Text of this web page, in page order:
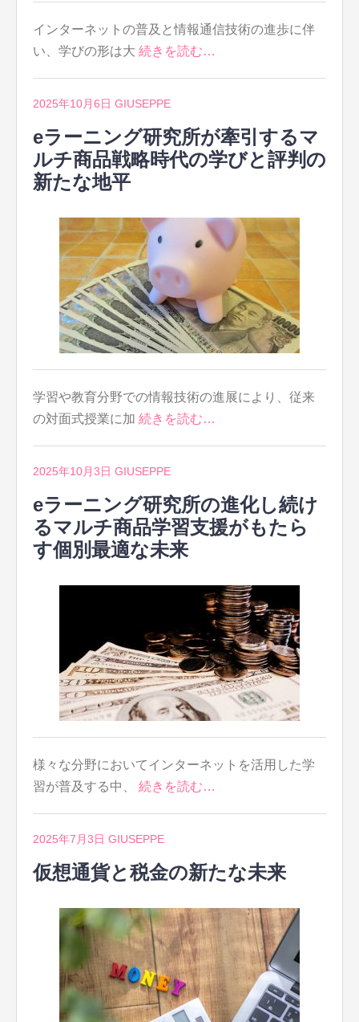
インターネットの普及と情報通信技術の進歩に伴
い、学びの形は大 続きを読む…
2025年10月6日 GIUSEPPE
eラーニング研究所が牽引するマ
ルチ商品戦略時代の学びと評判の
新たな地平
学習や教育分野での情報技術の進展により、従来
の対面式授業に加 続きを読む…
2025年10月3日 GIUSEPPE
eラーニング研究所の進化し続け
るマルチ商品学習支援がもたら
す個別最適な未来
様々な分野においてインターネットを活用した学
習が普及する中、 続きを読む…
2025年7月3日 GIUSEPPE
仮想通貨と税金の新たな未来